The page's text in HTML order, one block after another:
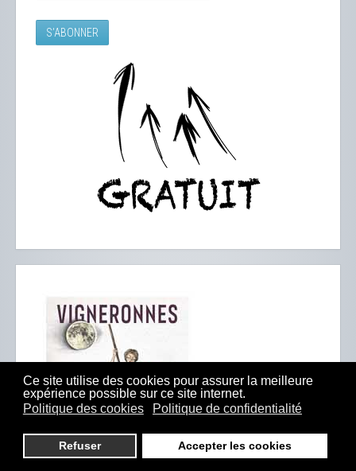
Ce site utilise des cookies pour assurer la meilleure
expérience possible sur ce site internet.
Politique des cookies
Politique de confidentialité
Refuser Accepter les cookies